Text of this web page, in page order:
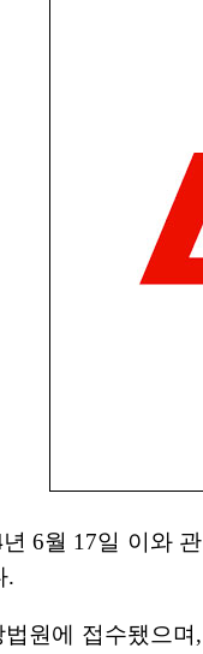
6월 17일 이와
.
원에 접수됐으